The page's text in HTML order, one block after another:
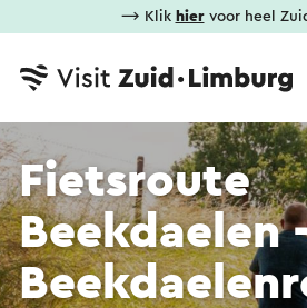
⟶ Klik hiervoor heel
Fietsroute
Beekdaelen